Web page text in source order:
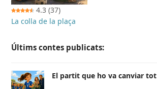
4.3 (37)
La colla de la plaça
Últims contes publicats:
El partit que ho va canviar tot